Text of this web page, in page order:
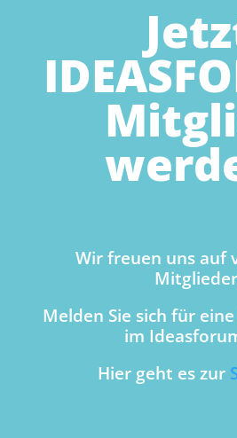
Wir freuen uns auf
Melden Sie sich für eine
im
Hier geht es zur